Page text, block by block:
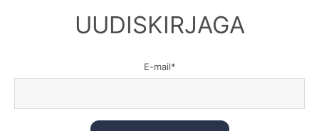
UUDISKIRJAGA
E-mail